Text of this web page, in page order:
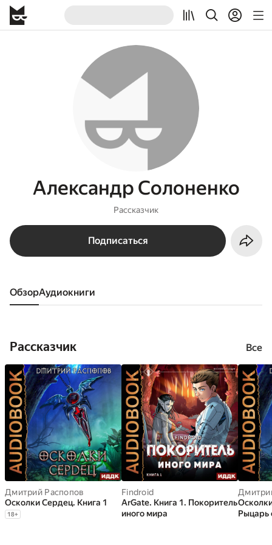
Александр Солоненко
Рассказчик
Подписаться
Обзор аудиокниги
Рассказчик Все
Дмитрий Распопов
Осколки Сердец. Книга 1
18+
Findroid
ArGate. Книга 1. Покоритель
иного мира
Рыцарь